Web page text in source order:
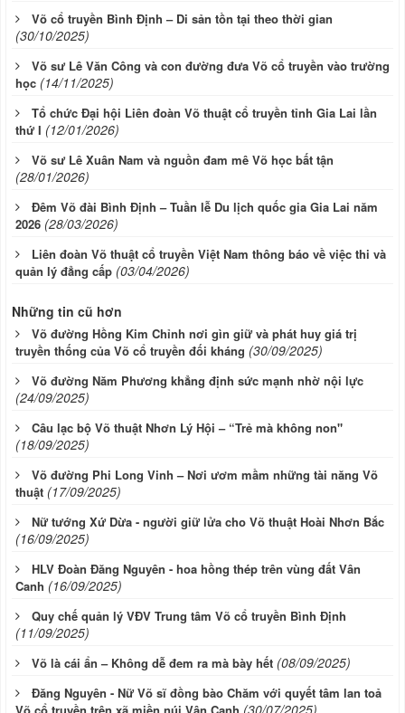
Võ cổ truyền Bình Định – Di sản tồn tại theo thời gian
(30/10/2025)
Võ sư Lê Văn Công và con đường đưa Võ cổ truyền vào trường
học (14/11/2025)
Tổ chức Đại hội Liên đoàn Võ thuật cổ truyền tỉnh Gia Lai lần
thứ I (12/01/2026)
Võ sư Lê Xuân Nam và nguồn đam mê Võ học bất tận
(28/01/2026)
Đêm Võ đài Bình Định – Tuần lễ Du lịch quốc gia Gia Lai năm
2026 (28/03/2026)
Liên đoàn Võ thuật cổ truyền Việt Nam thông báo về việc thi và
quản lý đẳng cấp (03/04/2026)
Những tin cũ hơn
Võ đường Hồng Kim Chỉnh nơi gìn giữ và phát huy giá trị
truyền thống của Võ cổ truyền đối kháng (30/09/2025)
Võ đường Năm Phương khẳng định sức mạnh nhờ nội lực
(24/09/2025)
Câu lạc bộ Võ thuật Nhơn Lý Hội – “Trẻ mà không non"
(18/09/2025)
Võ đường Phi Long Vinh – Nơi ươm mầm những tài năng Võ
thuật (17/09/2025)
Nữ tướng Xứ Dừa - người giữ lửa cho Võ thuật Hoài Nhơn Bắc
(16/09/2025)
HLV Đoàn Đăng Nguyên - hoa hồng thép trên vùng đất Vân
Canh (16/09/2025)
Quy chế quản lý VĐV Trung tâm Võ cổ truyền Bình Định
(11/09/2025)
Võ là cái ẩn – Không dễ đem ra mà bày hết (08/09/2025)
Đăng Nguyên - Nữ Võ sĩ đồng bào Chăm với quyết tâm lan toả